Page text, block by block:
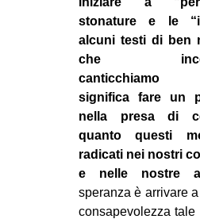
stonature e le
alcuni testi di ben
che
canticchiamo
significa fare un
nella presa di
quanto questi
radicati nei nostri
e nelle nostre
speranza è arrivare
consapevolezza tale